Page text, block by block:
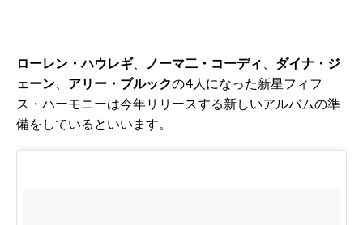
ローレン・ハウレギ、 ノーマ二・コーディ 、 ダイナ・ジ
ェーン、 アリー・ブルックの4人になった新星フィフ
ス・ハーモニーは今年リリースする新しいアルバムの準
備をしているといいます。